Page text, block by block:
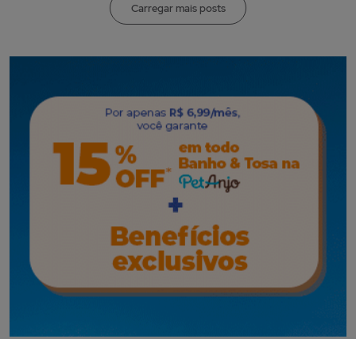
Carregar mais posts